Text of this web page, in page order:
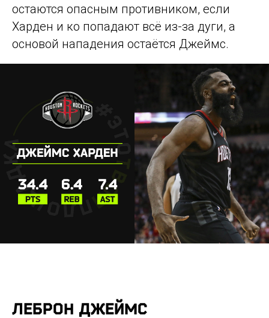
остаются опасным противником, если
Харден и ко попадают всё из-за дуги, а
основой нападения остаётся Джеймс.
ЛЕБРОН ДЖЕЙМС